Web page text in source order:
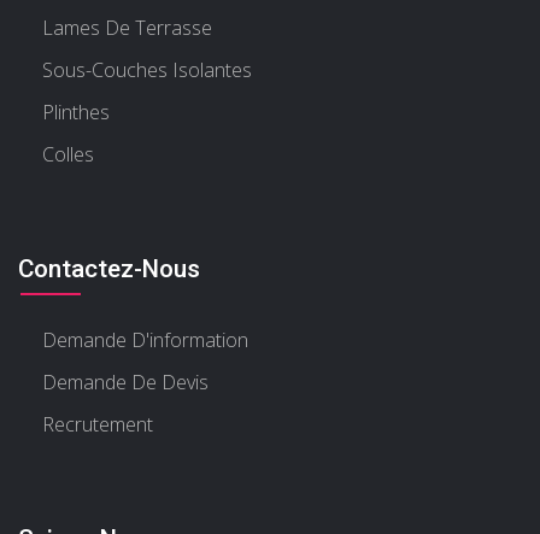
Lames De Terrasse
Sous-Couches Isolantes
Plinthes
Colles
Contactez-Nous
Demande D'information
Demande De Devis
Recrutement